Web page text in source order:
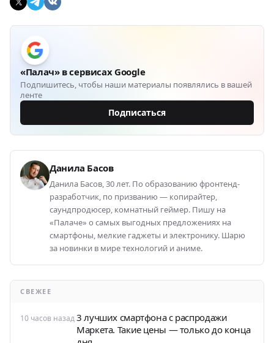
«Палач» в сервисах Google
Подпишитесь, чтобы наши материалы появлялись в вашей
ленте
Подписаться
Данила Басов
Данила Басов, 30 лет. По образованию фронтенд-
разработчик, по призванию — копирайтер,
саундпродюсер, комнатный геймер. Пишу на
«Палаче» о самых выгодных предложениях на
смартфоны, мелкие гаджеты и электронику. Шарю
за новинки в мире технологий и аниме.
СВЕЖЕЕ
10 часов назад3 лучших смартфона с распродажи
Маркета. Такие цены — только до конца